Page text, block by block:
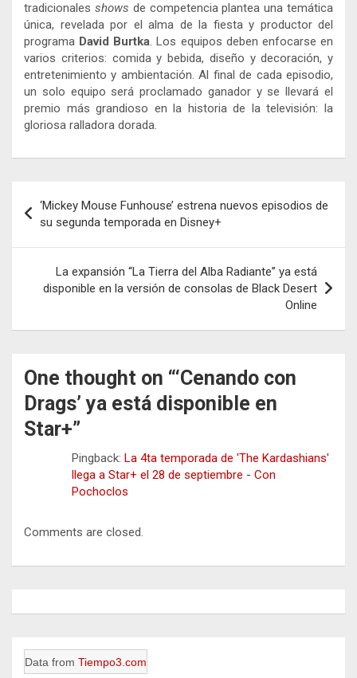
tradicionales shows de competencia plantea una temática
única, revelada por el alma de la fiesta y productor del
programa David Burtka. Los equipos deben enfocarse en
varios criterios: comida y bebida, diseño y decoración, y
entretenimiento y ambientación. Al final de cada episodio,
un solo equipo será proclamado ganador y se llevará el
premio más grandioso en la historia de la televisión: la
gloriosa ralladora dorada.
de
entradas
‘Mickey Mouse Funhouse’ estrena nuevos episodios de
su segunda temporada en Disney+
La expansión “La Tierra del Alba Radiante” ya está
disponible en la versión de consolas de Black Desert
Online
One thought on “‘Cenando con
Drags’ ya está disponible en
Star+”
Pingback: La 4ta temporada de 'The Kardashians'
llega a Star+ el 28 de septiembre - Con
Pochoclos
Comments are closed.
Data from Tiempo3.com